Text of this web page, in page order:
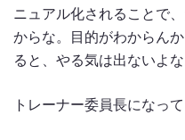
ニュアル化されることで
からな。目的がわからん
ると、やる気は出ないよな
トレーナー委員長になっ